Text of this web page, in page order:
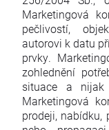
Marketingová
pečlivostí,
autorovi k datu
prvky.
zohlednění
situace a nijak
Marketingová
prodeji, nabídku,